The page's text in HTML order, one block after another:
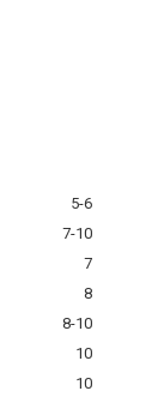
5-6
7-10
7
8
8-10
10
10